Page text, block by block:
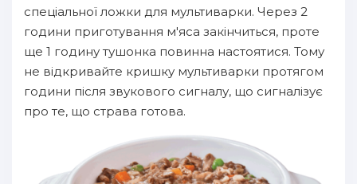
спеціальної ложки для мультиварки. Через 2
години приготування м'яса закінчиться, проте
ще 1 годину тушонка повинна настоятися. Тому
не відкривайте кришку мультиварки протягом
години після звукового сигналу, що сигналізує
про те, що страва готова.